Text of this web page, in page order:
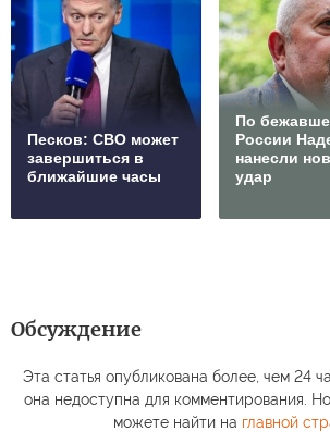
Песков: СВО может
завершиться в
ближайшие часы
По
России
нанесли
удар
Обсуждение
Эта статья опубликована более, чем 24
она недоступна для комментирования.
можете найти на главной